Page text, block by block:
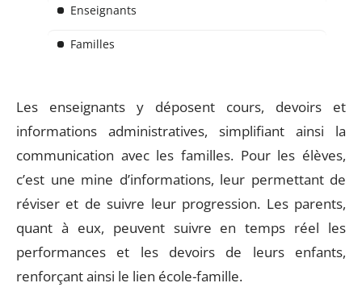
Enseignants
Familles
Les enseignants y déposent cours, devoirs et
informations administratives, simplifiant ainsi la
communication avec les familles. Pour les élèves,
c’est une mine d’informations, leur permettant de
réviser et de suivre leur progression. Les parents,
quant à eux, peuvent suivre en temps réel les
performances et les devoirs de leurs enfants,
renforçant ainsi le lien école-famille.